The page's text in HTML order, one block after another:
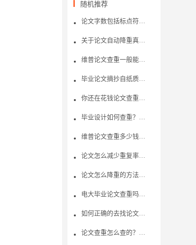
随机推荐
论文字数包括标点符号字符吗?
关于论文自动降重真的有用吗？
维普论文查重一般能够查几次？论文查重的机制是怎样的呢？
毕业论文摘抄自纸质书籍，论文查重可以检测出吗?
你还在花钱论文查重吗？了解免费论文查重内幕
毕业设计如何查重？毕业设计查重步骤？
维普论文查重多少钱？如何快速降重？
论文怎么减少重复率？论文查重的重复率是怎么算的？
论文怎么降重的方法有哪些呢？
电大毕业论文查重吗？论文查重都包括哪些部分？
如何正确的去找论文查重免费网站入口？
论文查重怎么查的？论文可以多次查重吗？